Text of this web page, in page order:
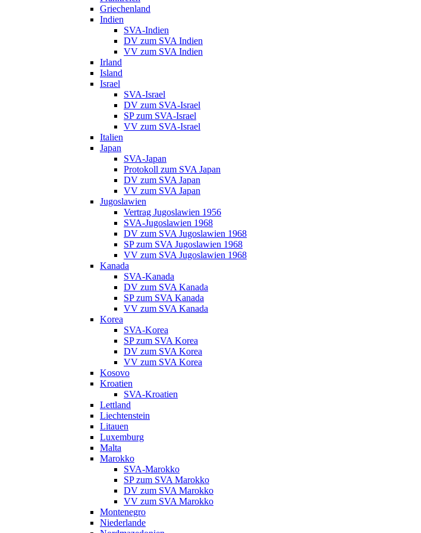
Griechenland
Indien
SVA-Indien
DV zum SVA Indien
VV zum SVA Indien
Irland
Island
Israel
SVA-Israel
DV zum SVA-Israel
SP zum SVA-Israel
VV zum SVA-Israel
Italien
Japan
SVA-Japan
Protokoll zum SVA Japan
DV zum SVA Japan
VV zum SVA Japan
Jugoslawien
Vertrag Jugoslawien 1956
SVA-Jugoslawien 1968
DV zum SVA Jugoslawien 1968
SP zum SVA Jugoslawien 1968
VV zum SVA Jugoslawien 1968
Kanada
SVA-Kanada
DV zum SVA Kanada
SP zum SVA Kanada
VV zum SVA Kanada
Korea
SVA-Korea
SP zum SVA Korea
DV zum SVA Korea
VV zum SVA Korea
Kosovo
Kroatien
SVA-Kroatien
Lettland
Liechtenstein
Litauen
Luxemburg
Malta
Marokko
SVA-Marokko
SP zum SVA Marokko
DV zum SVA Marokko
VV zum SVA Marokko
Montenegro
Niederlande